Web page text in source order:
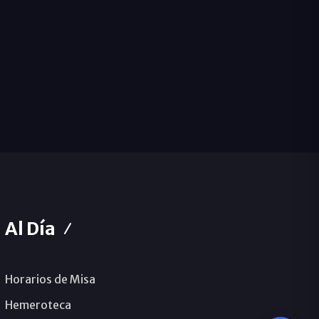
Al Día
Horarios de Misa
Hemeroteca